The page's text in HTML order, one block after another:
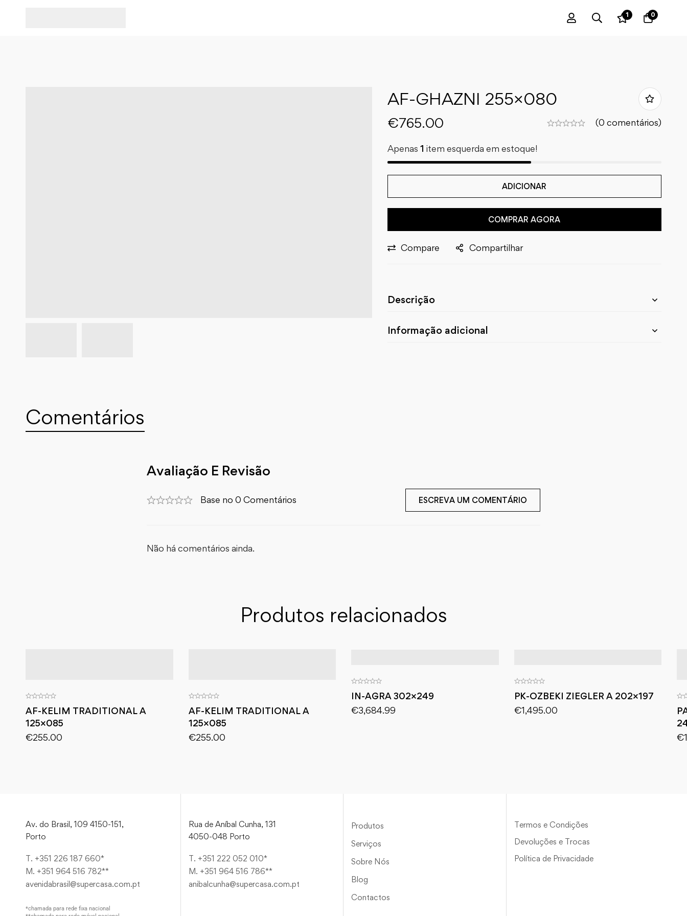
1 0
AF-GHAZNI 255×080
€765.00 (0 comentários)
Apenas 1 item esquerda em estoque!
ADICIONAR
COMPRAR AGORA
Compare Compartilhar
Descrição
Informação adicional
Comentários
Avaliação E Revisão
Base no 0 Comentários ESCREVA UM COMENTÁRIO
Não há comentários ainda.
Produtos relacionados
AF-KELIM TRADITIONAL A
125×085
€255.00
AF-KELIM TRADITIONAL A
125×085
€255.00
IN-AGRA 302×249
€3,684.99
PK-OZBEKI ZIEGLER A 202×197
€1,495.00
€
Av. do Brasil, 109 4150-151,
Porto
T. +351 226 187 660*
M. +351 964 516 782**
avenidabrasil@supercasa.com.pt
*chamada para rede fixa nacional
Rua de Aníbal Cunha, 131
4050-048 Porto
T. +351 222 052 010*
M. +351 964 516 786**
anibalcunha@supercasa.com.pt
Produtos
Serviços
Sobre Nós
Blog
Contactos
Termos e Condições
Devoluções e Trocas
Política de Privacidade